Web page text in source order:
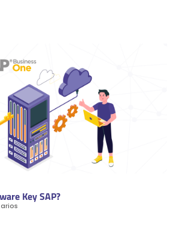
Key SAP?